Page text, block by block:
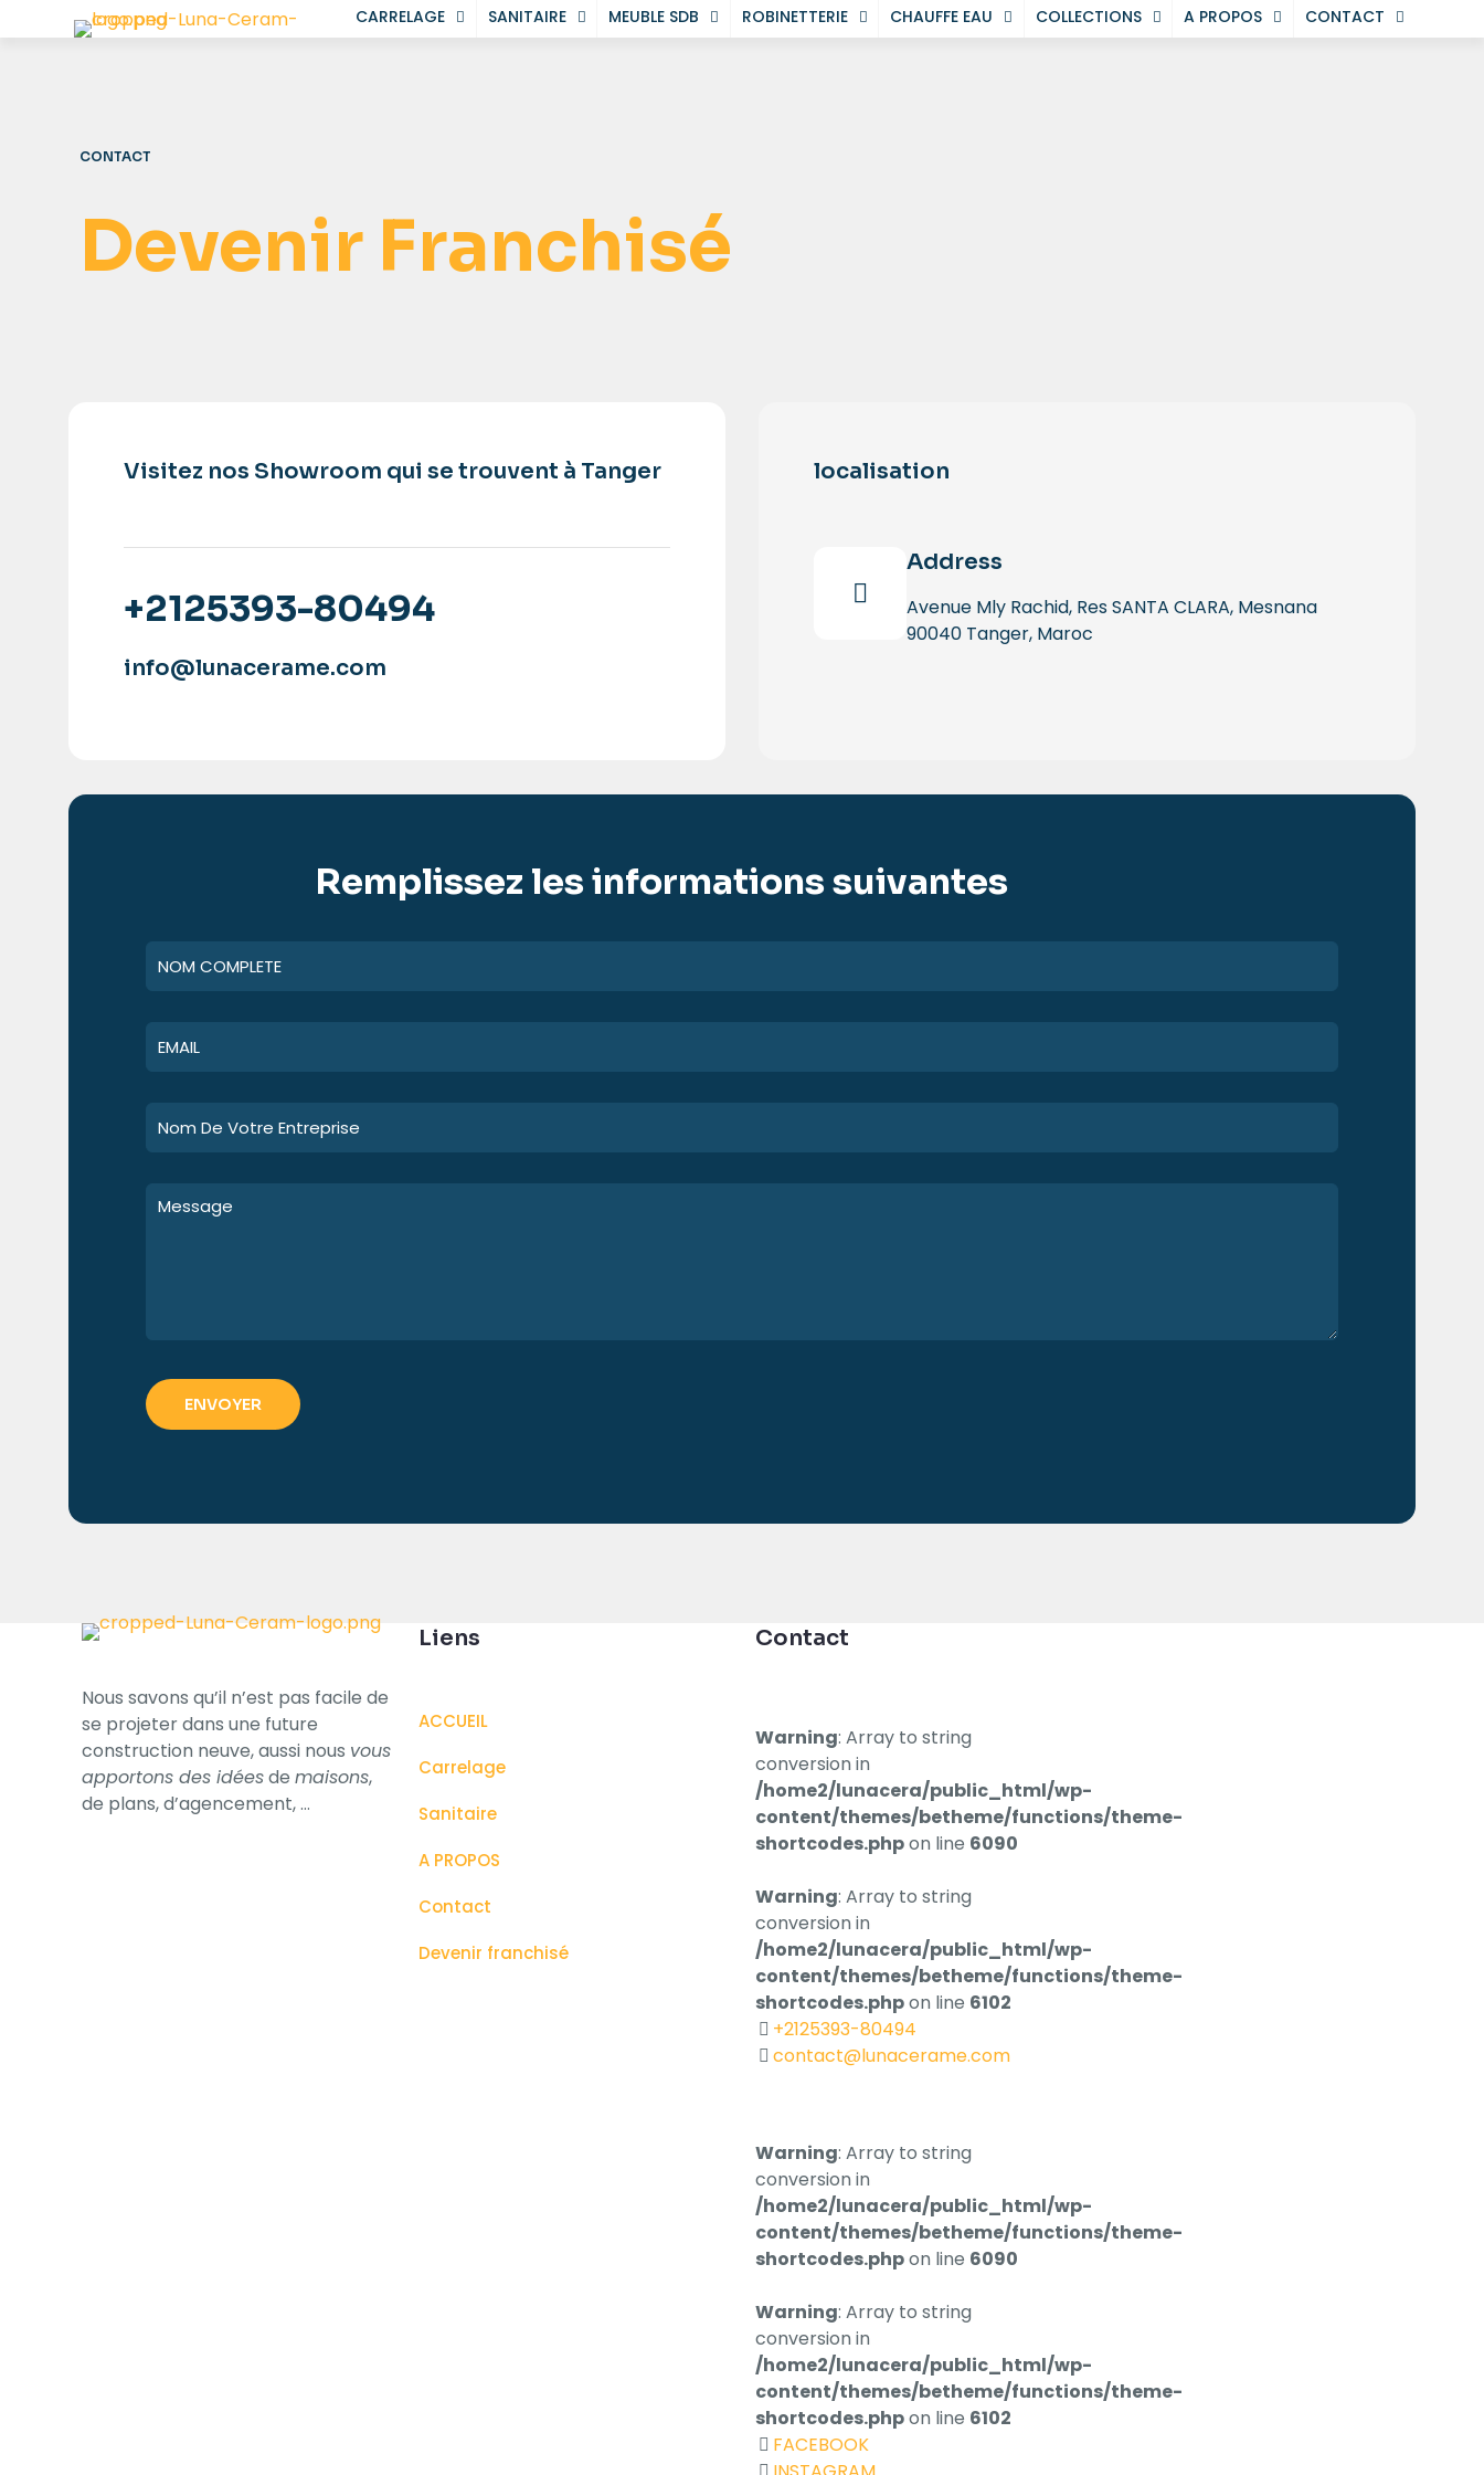
CARRELAGE SANITAIRE MEUBLE SDB ROBINETTERIE CHAUFFE EAU COLLECTIONS A PROPOS CONTACT
CONTACT
Devenir Franchisé
Visitez nos Showroom qui se trouvent à Tanger
+2125393-80494
info@lunacerame.com
localisation
Address
Avenue Mly Rachid, Res SANTA CLARA, Mesnana
90040 Tanger, Maroc
Remplissez les informations suivantes
Nous savons qu’il n’est pas facile de
se projeter dans une future
construction neuve, aussi nous vous
apportons des idéesde maisons,
de plans, d’​agencement, …
Liens
ACCUEIL
Carrelage
Sanitaire
A PROPOS
Contact
Devenir franchisé
Contact
Warning: Array to string
conversion in
/home2/lunacera/public_html/wp-
content/themes/betheme/functions/theme-
shortcodes.phpon line 6090
Warning: Array to string
conversion in
/home2/lunacera/public_html/wp-
content/themes/betheme/functions/theme-
shortcodes.phpon line 6102
+2125393-80494
contact@lunacerame.com
Warning: Array to string
conversion in
/home2/lunacera/public_html/wp-
content/themes/betheme/functions/theme-
shortcodes.phpon line 6090
Warning: Array to string
conversion in
/home2/lunacera/public_html/wp-
content/themes/betheme/functions/theme-
shortcodes.phpon line 6102
FACEBOOK